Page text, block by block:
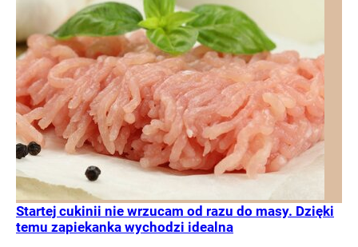
Startej cukinii nie wrzucam od razu do masy. Dzięki
temu zapiekanka wychodzi idealna